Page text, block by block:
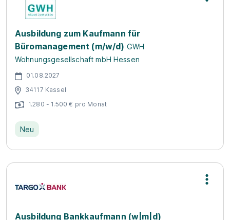
Ausbildung zum Kaufmann für
Büromanagement (m/w/d) GWH
Wohnungsgesellschaft mbH Hessen
01.08.2027
34117 Kassel
1.280 - 1.500 € pro Monat
Neu
Ausbildung Bankkaufmann (w|m|d)